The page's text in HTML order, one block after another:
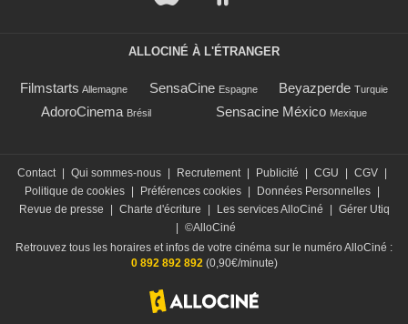
ALLOCINÉ À L'ÉTRANGER
Filmstarts Allemagne SensaCine Espagne Beyazperde Turquie
AdoroCinema Brésil Sensacine México Mexique
Contact Qui sommes-nous Recrutement Publicité CGU CGV
Politique de cookies
Préférences cookies Données Personnelles
Revue de presse
Charte d'écriture Les services AlloCiné
Gérer Utiq
©AlloCiné
Retrouvez tous les horaires et infos de votre cinéma sur le numéro AlloCiné :
0 892 892 892(0,90€/minute)